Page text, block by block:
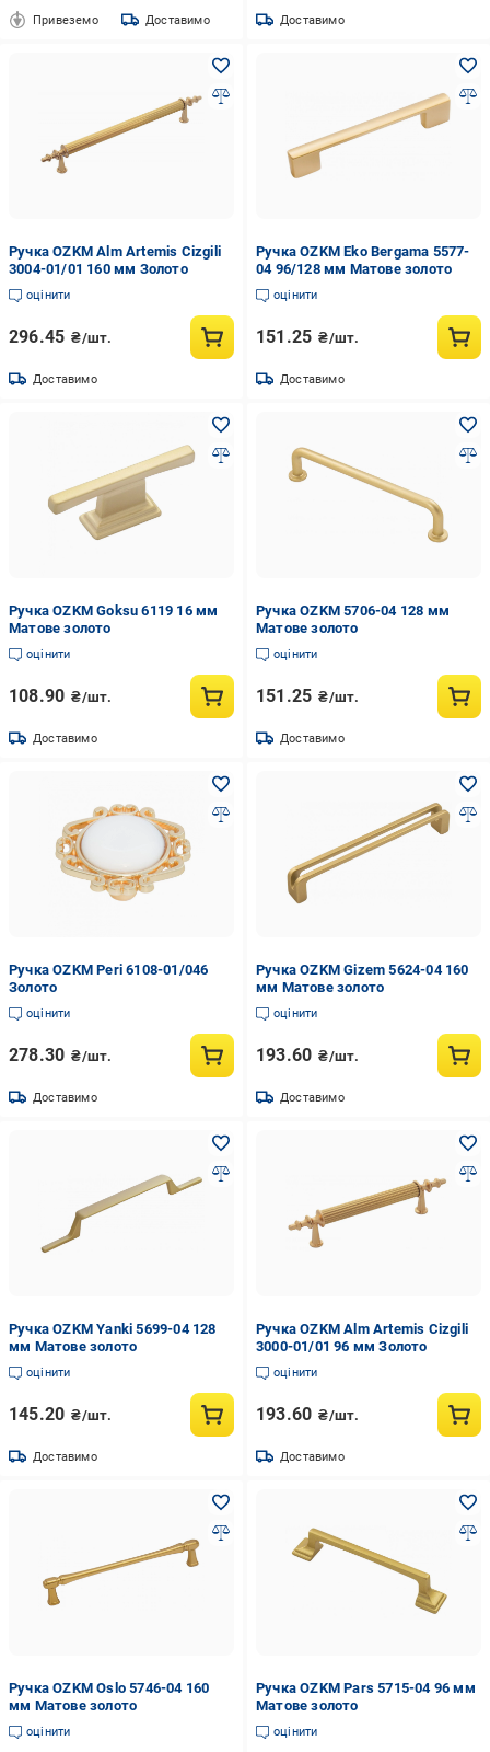
Привеземо Доставимо Доставимо
Ручка OZKM Alm Artemis Cizgili
3004-01/01 160 мм Золото
оцінити
296.45 ₴/шт.
Доставимо
Ручка OZKM Eko Bergama 5577-
04 96/128 мм Матове золото
оцінити
151.25 ₴/шт.
Доставимо
Ручка OZKM Goksu 6119 16 мм
Матове золото
оцінити
108.90 ₴/шт.
Доставимо
Ручка OZKM 5706-04 128 мм
Матове золото
оцінити
151.25 ₴/шт.
Доставимо
Ручка OZKM Peri 6108-01/046
Золото
оцінити
278.30 ₴/шт.
Доставимо
Ручка OZKM Gizem 5624-04 160
мм Матове золото
оцінити
193.60 ₴/шт.
Доставимо
Ручка OZKM Yanki 5699-04 128
мм Матове золото
оцінити
145.20 ₴/шт.
Доставимо
Ручка OZKM Alm Artemis Cizgili
3000-01/01 96 мм Золото
оцінити
193.60 ₴/шт.
Доставимо
Ручка OZKM Oslo 5746-04 160
мм Матове золото
оцінити
Ручка OZKM Pars 5715-04 96 мм
Матове золото
оцінити